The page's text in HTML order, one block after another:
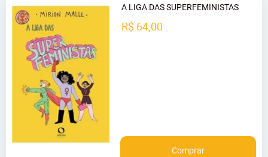
A LIGA DAS SUPERFEMINISTAS
R$ 64,00
Comprar